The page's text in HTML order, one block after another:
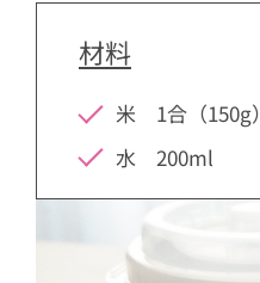
材料
米 1合（150g）
水 200ml